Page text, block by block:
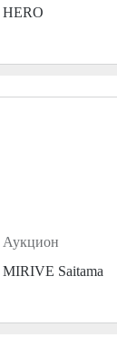
HERO
Аукцион
MIRIVE Saitama